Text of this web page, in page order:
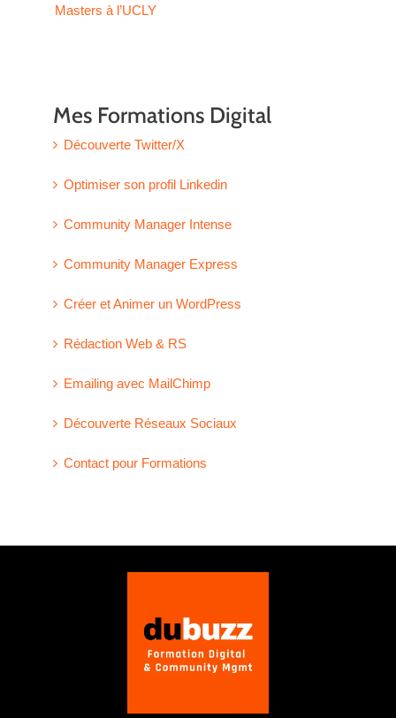
Masters à l’UCLY
Mes Formations Digital
Découverte Twitter/X
Optimiser son profil Linkedin
Community Manager Intense
Community Manager Express
Créer et Animer un WordPress
Rédaction Web & RS
Emailing avec MailChimp
Découverte Réseaux Sociaux
Contact pour Formations